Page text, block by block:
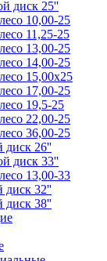
диск 25''
10,00-25
11,25-25
13,00-25
14,00-25
15,00x25
17,00-25
19,5-25
22,00-25
36,00-25
диск 26''
диск 33''
13,00-33
диск 32''
диск 38''